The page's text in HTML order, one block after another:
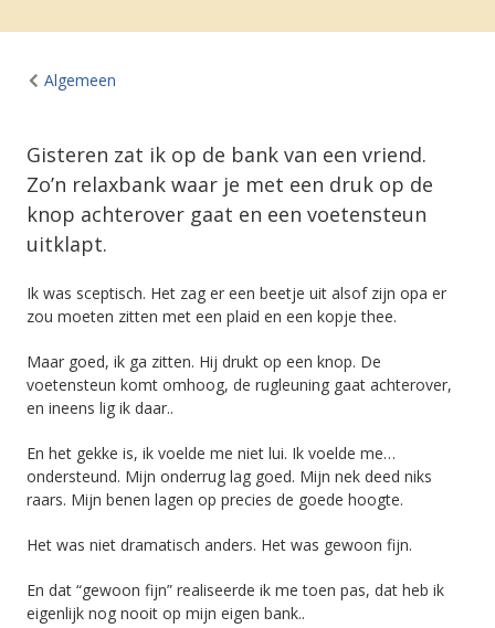
Algemeen
Gisteren zat ik op de bank van een vriend.
Zo’n relaxbank waar je met een druk op de
knop achterover gaat en een voetensteun
uitklapt.
Ik was sceptisch. Het zag er een beetje uit alsof zijn opa er
zou moeten zitten met een plaid en een kopje thee.
Maar goed, ik ga zitten. Hij drukt op een knop. De
voetensteun komt omhoog, de rugleuning gaat achterover,
en ineens lig ik daar..
En het gekke is, ik voelde me niet lui. Ik voelde me…
ondersteund. Mijn onderrug lag goed. Mijn nek deed niks
raars. Mijn benen lagen op precies de goede hoogte.
Het was niet dramatisch anders. Het was gewoon fijn.
En dat “gewoon fijn” realiseerde ik me toen pas, dat heb ik
eigenlijk nog nooit op mijn eigen bank..